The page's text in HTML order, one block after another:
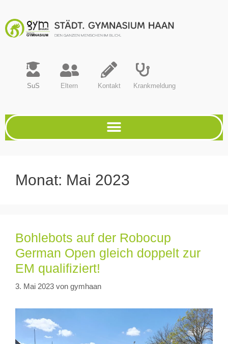
SuS Eltern Kontakt Krankmeldung
Monat: Mai 2023
Bohlebots auf der Robocup
German Open gleich doppelt zur
EM qualifiziert!
3. Mai 2023 von gymhaan